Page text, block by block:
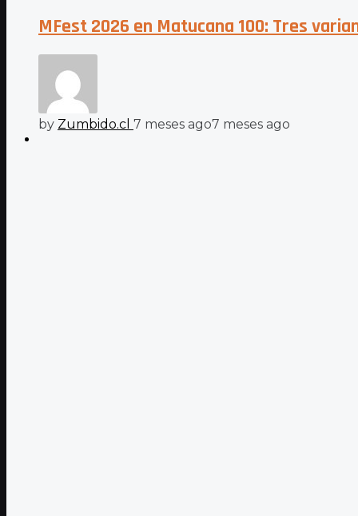
MFest 2026 en Matucana 100: Tres
by Zumbido.cl 7 meses ago7 meses ago